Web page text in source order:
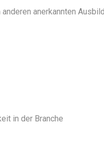
anerkannten
in der Branche